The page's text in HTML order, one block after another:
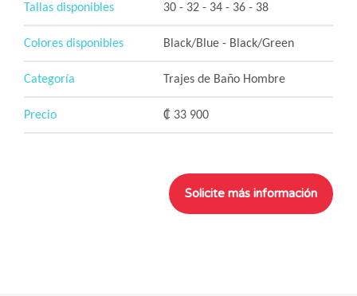
Tallas disponibles 30 - 32 - 34 - 36 - 38
Colores disponibles Black/Blue - Black/Green
Categoría Trajes de Baño Hombre
Precio ₡ 33 900